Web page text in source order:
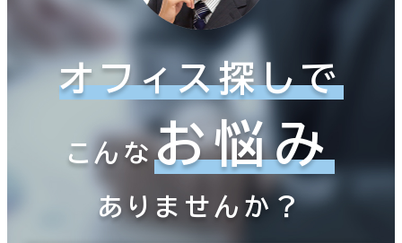
オフィス探しで
こんなお悩み
ありませんか？